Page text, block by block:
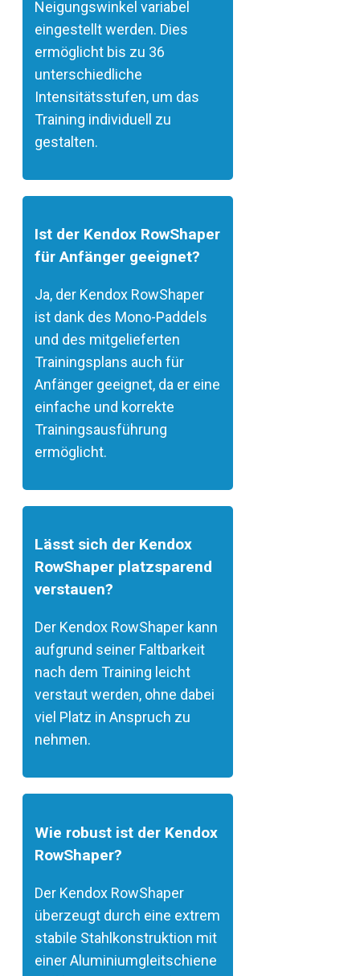
Neigungswinkel variabel
eingestellt werden. Dies
ermöglicht bis zu 36
unterschiedliche
Intensitätsstufen, um das
Training individuell zu
gestalten.
Ist der Kendox RowShaper
für Anfänger geeignet?
Ja, der Kendox RowShaper
ist dank des Mono-Paddels
und des mitgelieferten
Trainingsplans auch für
Anfänger geeignet, da er eine
einfache und korrekte
Trainingsausführung
ermöglicht.
Lässt sich der Kendox
RowShaper platzsparend
verstauen?
Der Kendox RowShaper kann
aufgrund seiner Faltbarkeit
nach dem Training leicht
verstaut werden, ohne dabei
viel Platz in Anspruch zu
nehmen.
Wie robust ist der Kendox
RowShaper?
Der Kendox RowShaper
überzeugt durch eine extrem
stabile Stahlkonstruktion mit
einer Aluminiumgleitschiene